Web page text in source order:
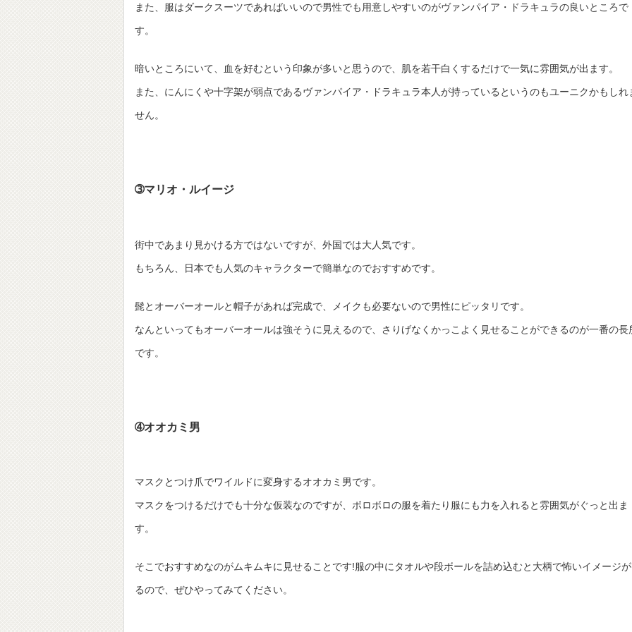
また、服はダークスーツであればいいので男性でも用意しやすいのがヴァンパイア・ドラキュラの良いところで
す。
暗いところにいて、血を好むという印象が多いと思うので、肌を若干白くするだけで一気に雰囲気が出ます。
また、にんにくや十字架が弱点であるヴァンパイア・ドラキュラ本人が持っているというのもユーニクかもしれ
せん。
➂マリオ・ルイージ
街中であまり見かける方ではないですが、外国では大人気です。
もちろん、日本でも人気のキャラクターで簡単なのでおすすめです。
髭とオーバーオールと帽子があれば完成で、メイクも必要ないので男性にピッタリです。
なんといってもオーバーオールは強そうに見えるので、さりげなくかっこよく見せることができるのが一番の長
です。
➃オオカミ男
マスクとつけ爪でワイルドに変身するオオカミ男です。
マスクをつけるだけでも十分な仮装なのですが、ボロボロの服を着たり服にも力を入れると雰囲気がぐっと出ま
す。
そこでおすすめなのがムキムキに見せることです!服の中にタオルや段ボールを詰め込むと大柄で怖いイメージ
るので、ぜひやってみてください。